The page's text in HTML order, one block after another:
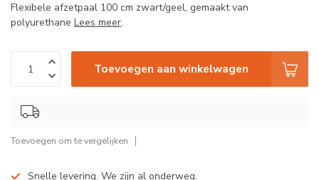
Flexibele afzetpaal 100 cm zwart/geel, gemaakt van
polyurethane Lees meer.
Toevoegen aan winkelwagen
Toevoegen om te vergelijken
Snelle levering. We zijn al onderweg.